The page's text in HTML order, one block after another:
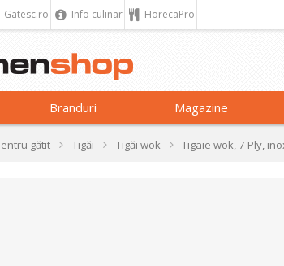
Gatesc.ro Info culinar HorecaPro
Branduri Magazine
gătit Tigăi Tigăi wok Tigaie wok, 7-Ply,